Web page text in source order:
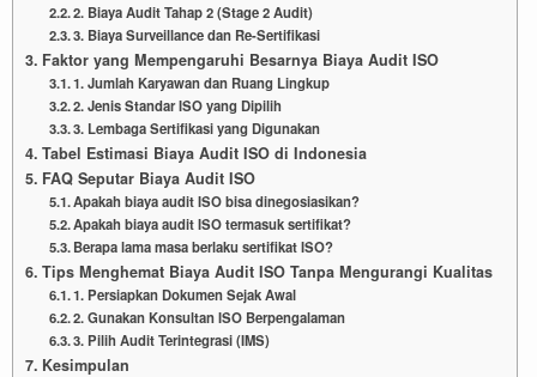
2. Biaya Audit Tahap 2 (Stage 2 Audit)
3. Biaya Surveillance dan Re-Sertifikasi
Faktor yang Mempengaruhi Besarnya Biaya Audit ISO
1. Jumlah Karyawan dan Ruang Lingkup
2. Jenis Standar ISO yang Dipilih
3. Lembaga Sertifikasi yang Digunakan
Tabel Estimasi Biaya Audit ISO di Indonesia
FAQ Seputar Biaya Audit ISO
Apakah biaya audit ISO bisa dinegosiasikan?
Apakah biaya audit ISO termasuk sertifikat?
Berapa lama masa berlaku sertifikat ISO?
Tips Menghemat Biaya Audit ISO Tanpa Mengurangi Kualitas
1. Persiapkan Dokumen Sejak Awal
2. Gunakan Konsultan ISO Berpengalaman
3. Pilih Audit Terintegrasi (IMS)
Kesimpulan